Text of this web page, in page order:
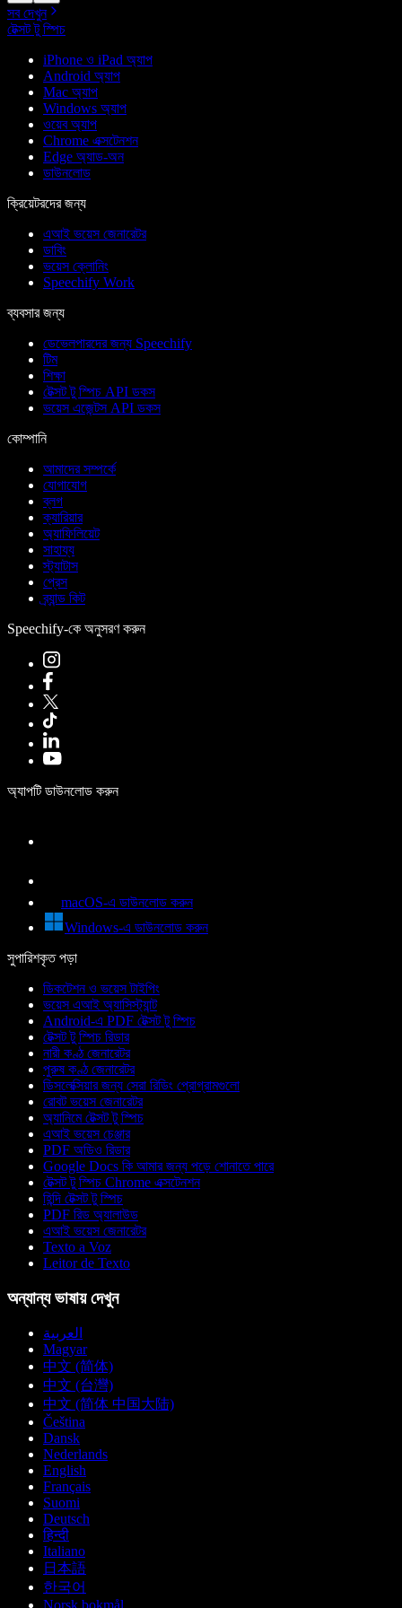
সব দেখুন
টেক্সট টু স্পিচ
iPhone ও iPad অ্যাপ
Android অ্যাপ
Mac অ্যাপ
Windows অ্যাপ
ওয়েব অ্যাপ
Chrome এক্সটেনশন
Edge অ্যাড-অন
ডাউনলোড
ক্রিয়েটরদের জন্য
এআই ভয়েস জেনারেটর
ডাবিং
ভয়েস ক্লোনিং
Speechify Work
ব্যবসার জন্য
ডেভেলপারদের জন্য Speechify
টিম
শিক্ষা
টেক্সট টু স্পিচ API ডকস
ভয়েস এজেন্টস API ডকস
কোম্পানি
আমাদের সম্পর্কে
যোগাযোগ
ব্লগ
ক্যারিয়ার
অ্যাফিলিয়েট
সাহায্য
স্ট্যাটাস
প্রেস
ব্র্যান্ড কিট
Speechify-কে অনুসরণ করুন
অ্যাপটি ডাউনলোড করুন
macOS-এ ডাউনলোড করুন
Windows-এ ডাউনলোড করুন
সুপারিশকৃত পড়া
ডিকটেশন ও ভয়েস টাইপিং
ভয়েস এআই অ্যাসিস্ট্যান্ট
Android-এ PDF টেক্সট টু স্পিচ
টেক্সট টু স্পিচ রিডার
নারী কণ্ঠ জেনারেটর
পুরুষ কণ্ঠ জেনারেটর
ডিসলেক্সিয়ার জন্য সেরা রিডিং প্রোগ্রামগুলো
রোবট ভয়েস জেনারেটর
অ্যানিমে টেক্সট টু স্পিচ
এআই ভয়েস চেঞ্জার
PDF অডিও রিডার
Google Docs কি আমার জন্য পড়ে শোনাতে পারে
টেক্সট টু স্পিচ Chrome এক্সটেনশন
হিন্দি টেক্সট টু স্পিচ
PDF রিড অ্যালাউড
এআই ভয়েস জেনারেটর
Texto a Voz
Leitor de Texto
অন্যান্য ভাষায় দেখুন
العربية
Magyar
中文 (简体)
中文 (台灣)
中文 (简体 中国大陆)
Čeština
Dansk
Nederlands
English
Français
Suomi
Deutsch
हिन्दी
Italiano
日本語
한국어